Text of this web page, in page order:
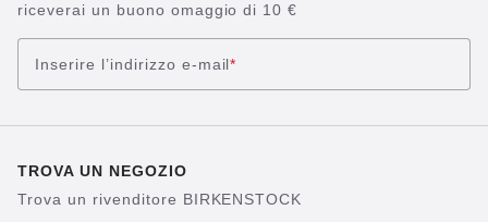
riceverai un buono omaggio di 10 €
Inserire l’indirizzo e-mail*
TROVA UN NEGOZIO
Trova un rivenditore BIRKENSTOCK